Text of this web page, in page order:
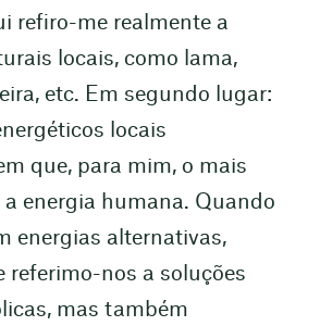
refiro-me realmente a
locais, como lama,
etc. Em segundo lugar:
locais
que, para mim, o mais
energia humana. Quando
energias alternativas,
referimo-nos a soluções
mas também